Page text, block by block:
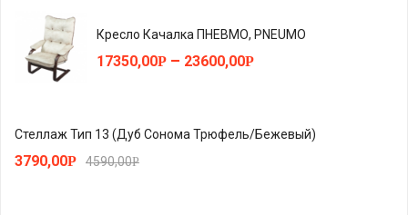
Кресло Качалка ПНЕВМО, PNEUMO
17350,00Р – 23600,00Р
Стеллаж Тип 13 (Дуб Сонома Трюфель/Бежевый)
4590,00Р
3790,00Р